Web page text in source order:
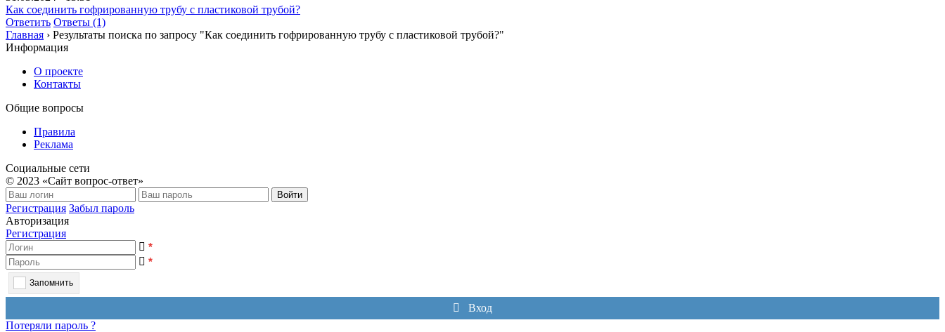
Как соединить гофрированную трубу с пластиковой трубой?
Ответить Ответы (1)
Главная › Результаты поиска по запросу "Как соединить гофрированную трубу с пластиковой трубой?"
Информация
О проекте
Контакты
Общие вопросы
Правила
Реклама
Социальные сети
© 2023 «Сайт вопрос-ответ»
Войти
Регистрация Забыл пароль
Авторизация
Регистрация
*
*
Запомнить
Вход
Потеряли пароль ?